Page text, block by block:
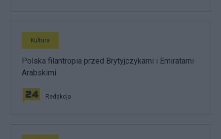
Kultura
Polska filantropia przed Brytyjczykami i Emiratami
Arabskimi
Redakcja